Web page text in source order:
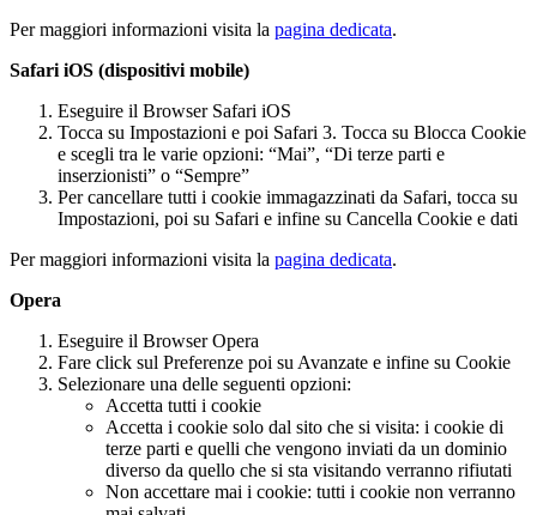
Per maggiori informazioni visita la pagina dedicata.
Safari iOS (dispositivi mobile)
Eseguire il Browser Safari iOS
Tocca su Impostazioni e poi Safari 3. Tocca su Blocca Cookie
e scegli tra le varie opzioni: “Mai”, “Di terze parti e
inserzionisti” o “Sempre”
Per cancellare tutti i cookie immagazzinati da Safari, tocca su
Impostazioni, poi su Safari e infine su Cancella Cookie e dati
Per maggiori informazioni visita la pagina dedicata.
Opera
Eseguire il Browser Opera
Fare click sul Preferenze poi su Avanzate e infine su Cookie
Selezionare una delle seguenti opzioni:
Accetta tutti i cookie
Accetta i cookie solo dal sito che si visita: i cookie di
terze parti e quelli che vengono inviati da un dominio
diverso da quello che si sta visitando verranno rifiutati
Non accettare mai i cookie: tutti i cookie non verranno